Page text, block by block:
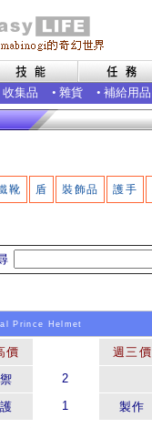
收集品 • 雜貨 • 補給用品
靴 盾 裝飾品 護手
Prince Helmet
價 週三價
2
1 製作